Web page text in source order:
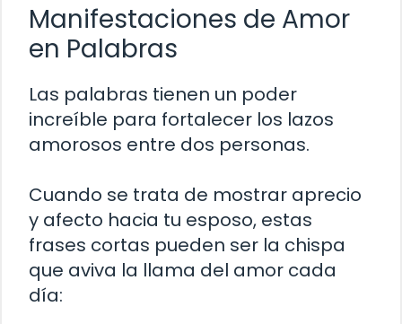
Manifestaciones de Amor
en Palabras
Las palabras tienen un poder
increíble para fortalecer los lazos
amorosos entre dos personas.
Cuando se trata de mostrar aprecio
y afecto hacia tu esposo, estas
frases cortas pueden ser la chispa
que aviva la llama del amor cada
día: